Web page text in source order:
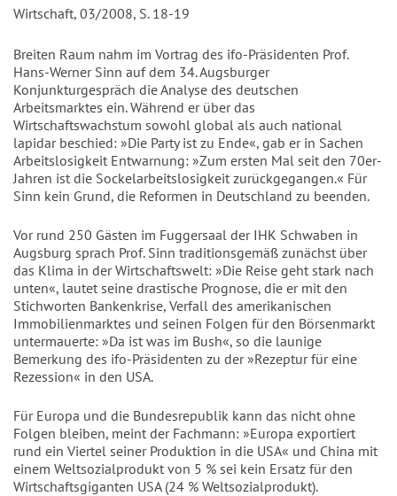
Wirtschaft, 03/2008, S. 18-19
Breiten Raum nahm im Vortrag des ifo-Präsidenten Prof.
Hans-Werner Sinn auf dem 34. Augsburger
Konjunkturgespräch die Analyse des deutschen
Arbeitsmarktes ein. Während er über das
Wirtschaftswachstum sowohl global als auch national
lapidar beschied: »Die Party ist zu Ende«, gab er in Sachen
Arbeitslosigkeit Entwarnung: »Zum ersten Mal seit den 70er-
Jahren ist die Sockelarbeitslosigkeit zurückgegangen.« Für
Sinn kein Grund, die Reformen in Deutschland zu beenden.
Vor rund 250 Gästen im Fuggersaal der IHK Schwaben in
Augsburg sprach Prof. Sinn traditionsgemäß zunächst über
das Klima in der Wirtschaftswelt: »Die Reise geht stark nach
unten«, lautet seine drastische Prognose, die er mit den
Stichworten Bankenkrise, Verfall des amerikanischen
Immobilienmarktes und seinen Folgen für den Börsenmarkt
untermauerte: »Da ist was im Bush«, so die launige
Bemerkung des ifo-Präsidenten zu der »Rezeptur für eine
Rezession« in den USA.
Für Europa und die Bundesrepublik kann das nicht ohne
Folgen bleiben, meint der Fachmann: »Europa exportiert
rund ein Viertel seiner Produktion in die USA« und China mit
einem Weltsozialprodukt von 5 % sei kein Ersatz für den
Wirtschaftsgiganten USA (24 % Weltsozialprodukt).